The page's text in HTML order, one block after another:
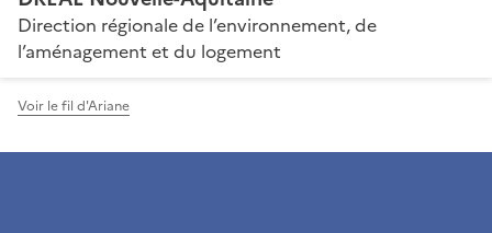
Direction régionale de l’environnement, de
l’aménagement et du logement
Voir le fil d'Ariane